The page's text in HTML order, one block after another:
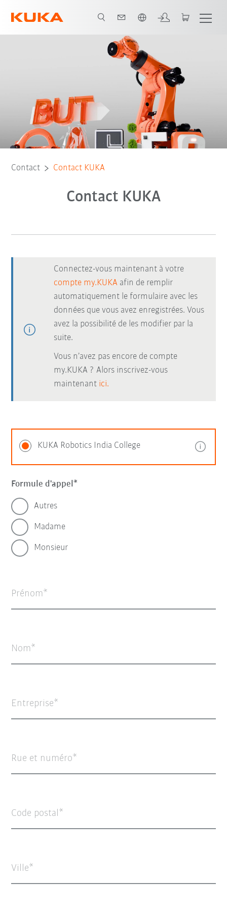
Contact Contact KUKA
Contact KUKA
Connectez-vous maintenant à votre
compte my.KUKA afin de remplir
automatiquement le formulaire avec les
données que vous avez enregistrées. Vous
avez la possibilité de les modifier par la
suite.
Vous n’avez pas encore de compte
my.KUKA ? Alors inscrivez-vous
maintenant ici.
KUKA Robotics India College
Formule d'appel
Autres
Madame
Monsieur
Prénom
Nom
Entreprise
Rue et numéro
Code postal
Ville